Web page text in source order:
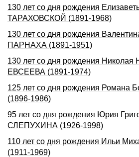
130 лет со дня рождения
ТАРАХОВСКОЙ (1891-1968)
130 лет со дня рождения
ПАРНАХА (1891-1951)
130 лет со дня рождения Николая
ЕВСЕЕВА (1891-1974)
125 лет со дня рождения Романа
(1896-1986)
95 лет со дня рождения Юрия
СЛЕПУХИHА (1926-1998)
110 лет со дня рождения Ильи
(1911-1969)